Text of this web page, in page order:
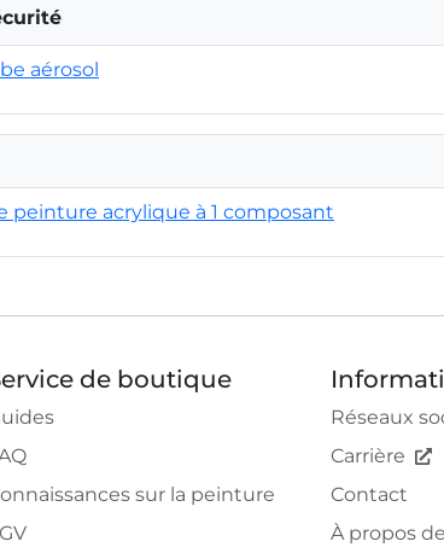
aérosol
acrylique à 1 composant
de boutique
sur la peinture
Réseaux
Carrière
Contact
À propos